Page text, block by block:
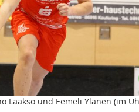
Laakso und Eemeli Ylänen (im